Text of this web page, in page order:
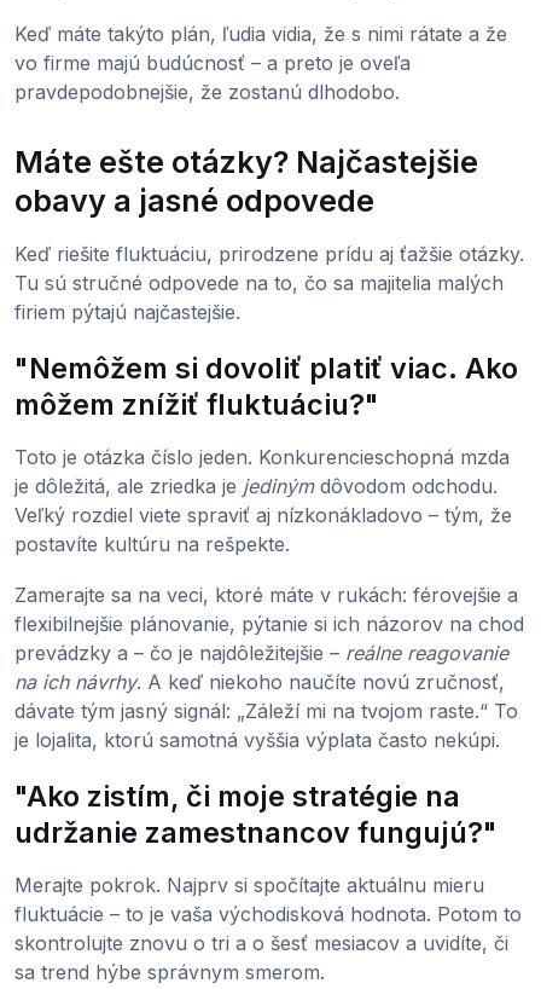
Keď máte takýto plán, ľudia vidia, že s nimi rátate a že
vo firme majú budúcnosť – a preto je oveľa
pravdepodobnejšie, že zostanú dlhodobo.
Máte ešte otázky? Najčastejšie
obavy a jasné odpovede
Keď riešite fluktuáciu, prirodzene prídu aj ťažšie otázky.
Tu sú stručné odpovede na to, čo sa majitelia malých
firiem pýtajú najčastejšie.
"Nemôžem si dovoliť platiť viac. Ako
môžem znížiť fluktuáciu?"
Toto je otázka číslo jeden. Konkurencieschopná mzda
je dôležitá, ale zriedka je jedinýmdôvodom odchodu.
Veľký rozdiel viete spraviť aj nízkonákladovo – tým, že
postavíte kultúru na rešpekte.
Zamerajte sa na veci, ktoré máte v rukách: férovejšie a
flexibilnejšie plánovanie, pýtanie si ich názorov na chod
prevádzky a – čo je najdôležitejšie – reálne reagovanie
na ich návrhy. A keď niekoho naučíte novú zručnosť,
dávate tým jasný signál: „Záleží mi na tvojom raste.“ To
je lojalita, ktorú samotná vyššia výplata často nekúpi.
"Ako zistím, či moje stratégie na
udržanie zamestnancov fungujú?"
Merajte pokrok. Najprv si spočítajte aktuálnu mieru
fluktuácie – to je vaša východisková hodnota. Potom to
skontrolujte znovu o tri a o šesť mesiacov a uvidíte, či
sa trend hýbe správnym smerom.